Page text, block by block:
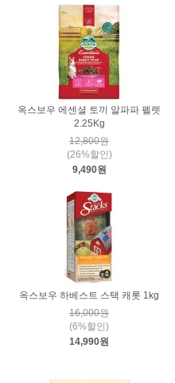
옥스보우 에센셜 토끼 알파파 펠렛
2.25Kg
12,800원
(26%할인)
9,490원
옥스보우 하베스트 스택 캐롯 1kg
16,000원
(6%할인)
14,990원